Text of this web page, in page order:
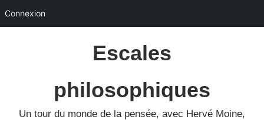
Connexion
Escales
philosophiques
Un tour du monde de la pensée, avec Hervé Moine,